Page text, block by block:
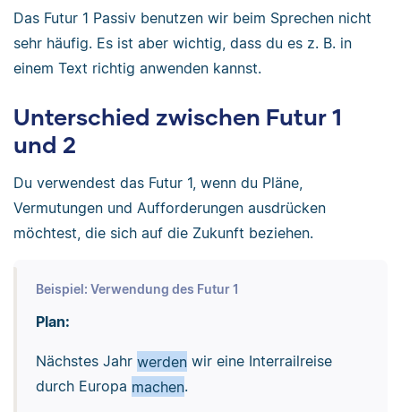
Das Futur 1 Passiv benutzen wir beim Sprechen nicht
sehr häufig. Es ist aber wichtig, dass du es z. B. in
einem Text richtig anwenden kannst.
Unterschied zwischen Futur 1
und 2
Du verwendest das Futur 1, wenn du Pläne,
Vermutungen und Aufforderungen ausdrücken
möchtest, die sich auf die Zukunft beziehen.
Beispiel: Verwendung des Futur 1
Plan:
Nächstes Jahr werdenwir eine Interrailreise
durch Europa machen.